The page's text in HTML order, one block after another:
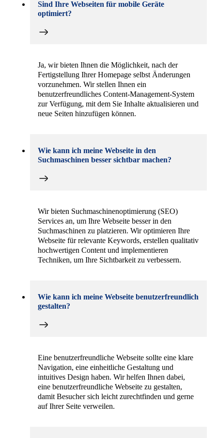
Sind Ihre Webseiten für mobile Geräte
optimiert?
Ja, wir bieten Ihnen die Möglichkeit, nach der
Fertigstellung Ihrer Homepage selbst Änderungen
vorzunehmen. Wir stellen Ihnen ein
benutzerfreundliches Content-Management-System
zur Verfügung, mit dem Sie Inhalte aktualisieren und
neue Seiten hinzufügen können.
Wie kann ich meine Webseite in den
Suchmaschinen besser sichtbar machen?
Wir bieten Suchmaschinenoptimierung (SEO)
Services an, um Ihre Webseite besser in den
Suchmaschinen zu platzieren. Wir optimieren Ihre
Webseite für relevante Keywords, erstellen qualitativ
hochwertigen Content und implementieren
Techniken, um Ihre Sichtbarkeit zu verbessern.
Wie kann ich meine Webseite benutzerfreundlich
gestalten?
Eine benutzerfreundliche Webseite sollte eine klare
Navigation, eine einheitliche Gestaltung und
intuitives Design haben. Wir helfen Ihnen dabei,
eine benutzerfreundliche Webseite zu gestalten,
damit Besucher sich leicht zurechtfinden und gerne
auf Ihrer Seite verweilen.